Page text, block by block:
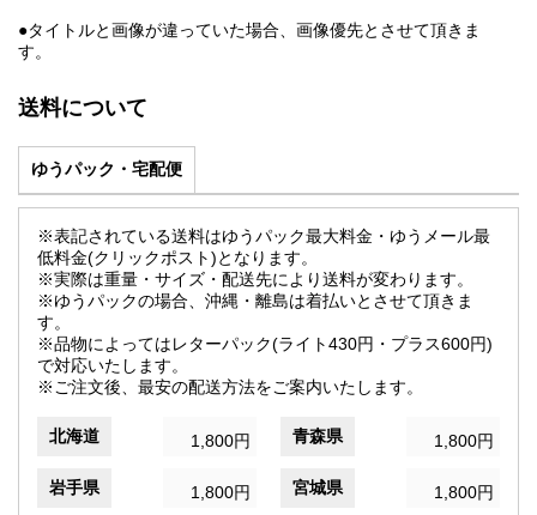
●タイトルと画像が違っていた場合、画像優先とさせて頂きま
す。
送料について
ゆうパック・宅配便
※表記されている送料はゆうパック最大料金・ゆうメール最
低料金(クリックポスト)となります。
※実際は重量・サイズ・配送先により送料が変わります。
※ゆうパックの場合、沖縄・離島は着払いとさせて頂きま
す。
※品物によってはレターパック(ライト430円・プラス600円)
で対応いたします。
※ご注文後、最安の配送方法をご案内いたします。
北海道 1,800円 青森県 1,800円
岩手県 1,800円 宮城県 1,800円